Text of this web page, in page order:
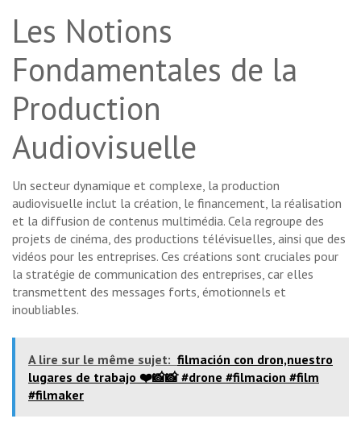
Les Notions
Fondamentales de la
Production
Audiovisuelle
Un secteur dynamique et complexe, la production
audiovisuelle inclut la création, le financement, la réalisation
et la diffusion de contenus multimédia. Cela regroupe des
projets de cinéma, des productions télévisuelles, ainsi que des
vidéos pour les entreprises. Ces créations sont cruciales pour
la stratégie de communication des entreprises, car elles
transmettent des messages forts, émotionnels et
inoubliables.
A lire sur le même sujet: filmación con dron,nuestro
lugares de trabajo ❤️📸📸 #drone #filmacion #film
#filmaker